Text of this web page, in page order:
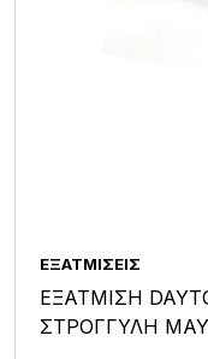
ΕΞΑΤΜΊΣΕΙΣ
ΕΞΑΤΜΙΣΗ
ΣΤΡΟΓΓΥΛΗ